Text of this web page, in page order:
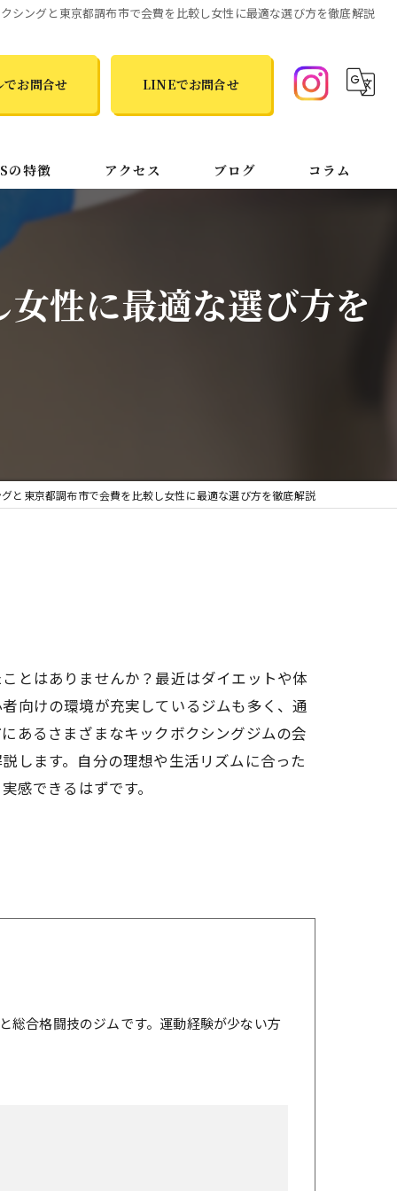
シングと東京都調布市で会費を比較し女性に最適な選び方を徹底解説
でお問合せ LINEでお問合せ
の特徴 アクセス ブログ コラム
性に最適な選び方を
と東京都調布市で会費を比較し女性に最適な選び方を徹底解説
とはありませんか？最近はダイエットや体
向けの環境が充実しているジムも多く、通
あるさまざまなキックボクシングジムの会
します。自分の理想や生活リズムに合った
感できるはずです。
総合格闘技のジムです。運動経験が少ない方